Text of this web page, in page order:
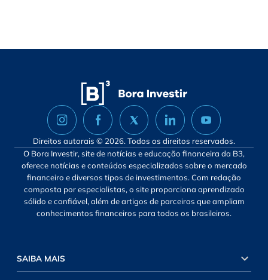
Direitos autorais © 2026. Todos os direitos reservados.
O Bora Investir, site de notícias e educação financeira da B3,
oferece notícias e conteúdos especializados sobre o mercado
financeiro e diversos tipos de investimentos. Com redação
composta por especialistas, o site proporciona aprendizado
sólido e confiável, além de artigos de parceiros que ampliam
conhecimentos financeiros para todos os brasileiros.
SAIBA MAIS